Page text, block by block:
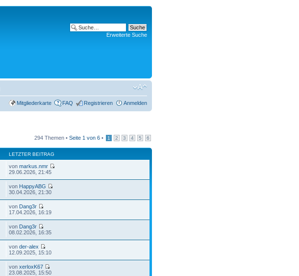
Erweiterte Suche
Mitgliederkarte FAQ Registrieren Anmelden
294 Themen • Seite 1 von 6 • 1 2 3 4 5 6
LETZTER BEITRAG
vonmarkus.nmr
29.06.2026, 21:45
von HappyABG
30.04.2026, 21:30
von Dang3r
17.04.2026, 16:19
von Dang3r
08.02.2026, 16:35
vonder-alex
12.09.2025, 15:10
vonxerloxK67
23.08.2025, 15:50